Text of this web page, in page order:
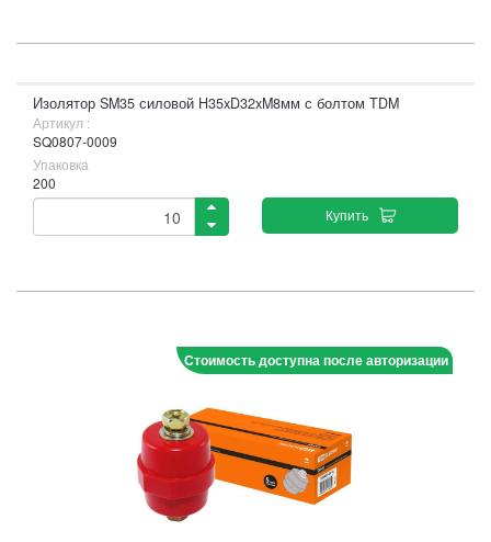
Изолятор SM35 силовой H35xD32xM8мм с болтом TDM
Артикул :
SQ0807-0009
Упаковка
200
Купить
Стоимость доступна после авторизации